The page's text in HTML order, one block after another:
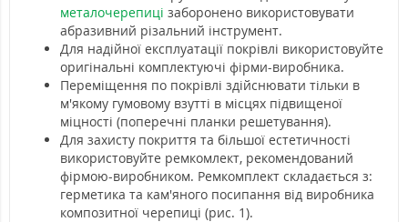
металочерепиці заборонено використовувати
абразивний різальний інструмент.
Для надійної експлуатації покрівлі використовуйте
оригінальні комплектуючі фірми-виробника.
Переміщення по покрівлі здійснювати тільки в
м'якому гумовому взутті в місцях підвищеної
міцності (поперечні планки решетування).
Для захисту покриття та більшої естетичності
використовуйте ремкомлект, рекомендований
фірмою-виробником. Ремкомплект складається з:
герметика та кам'яного посипання від виробника
композитної черепиці (рис. 1).